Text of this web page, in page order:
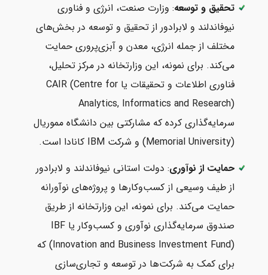
تحقیق و توسعه: وزارت صنعت، انرژی و فناوری
نیوفاندلند و لابرادور از تحقیق و توسعه در بخش‌های
مختلف از جمله انرژی، معدن و آبزی‌پروری حمایت
می‌کند. برای نمونه، این وزارتخانه در مرکز تحلیل،
فناوری اطلاعات و تحقیقات یا CAIR (Centre for
Analytics, Informatics and Research)
سرمایه‌گذاری کرده که مشارکتی بین دانشگاه مموریال
(Memorial University) و شرکت IBM کانادا است.
حمایت از نوآوری: دولت استانی نیوفاندلند و لابرادور
از طیف وسیعی از کسب‌وکارها و پروژه‌های نوآورانه
حمایت می‌کند. برای نمونه، این وزارتخانه از طریق
صندوق سرمایه‌گذاری نوآوری و کسب‌وکار یا IBF
(Innovation and Business Investment Fund) که
برای کمک به شرکت‌ها در توسعه و تجاری‌سازی